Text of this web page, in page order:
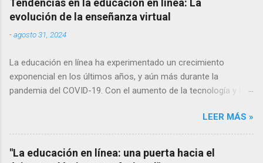
evolución de la enseñanza virtual
-agosto 31, 2024
La educación en línea ha experimentado un crecimiento
exponencial en los últimos años, y aún más durante la
pandemia del COVID-19. Con el aumento de la tecnología y la
a la educación en línea, lo que ha llevado a una evolución
constante en las formas de enseñanza y aprendizaje virtuales.
En este artículo, exploraremos algunas de las tendencias más
relevantes en la educación en línea y cómo están cambiando la
LEER MÁS »
"La educación en línea: una puerta hacia el